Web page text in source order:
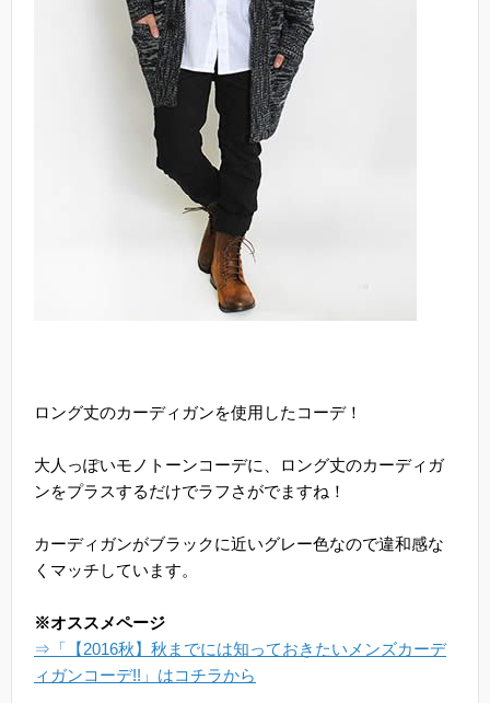
ロング丈のカーディガンを使用したコーデ！
大人っぽいモノトーンコーデに、ロング丈のカーディガ
ンをプラスするだけでラフさがでますね！
カーディガンがブラックに近いグレー色なので違和感な
くマッチしています。
※オススメページ
⇒「【2016秋】秋までには知っておきたいメンズカーデ
ィガンコーデ!!」はコチラから